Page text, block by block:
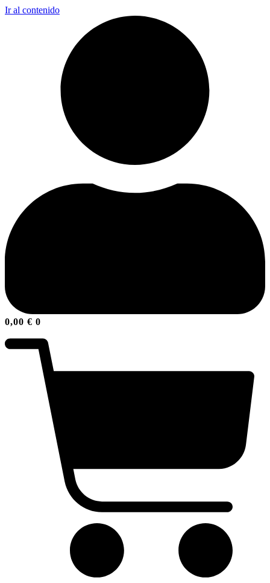
Ir al contenido
0,00 € 0